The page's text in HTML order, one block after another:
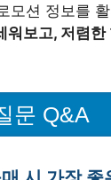
모션 정보를
워보고, 저렴한
문 Q&A